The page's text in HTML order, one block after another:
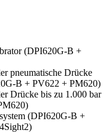
(DPI620G-B +
pneumatische Drücke
B + PV622 + PM620)
Drücke bis zu 1.000 bar
(DPI620G-B +